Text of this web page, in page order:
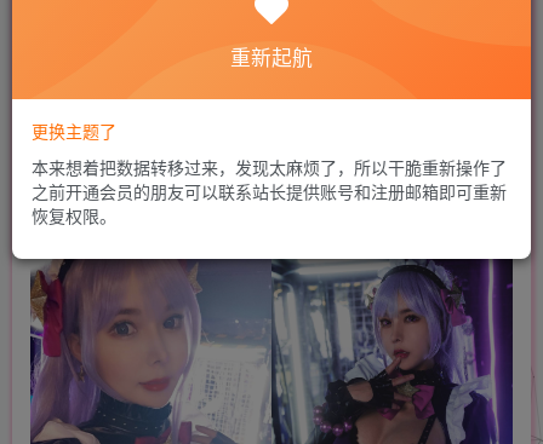
重新起航
更换主题了
本来想着把数据转移过来，发现太麻烦了，所以干脆重新操作了
之前开通会员的朋友可以联系站长提供账号和注册邮箱即可重新
恢复权限。